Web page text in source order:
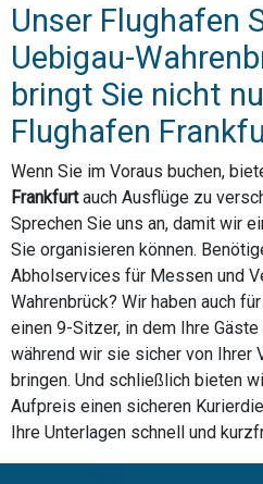
Unser Flughafen
Uebigau-
bringt Sie nicht
Flughafen
Wenn Sie im Voraus buchen,
Frankfurtauch Ausflüge zu
Sprechen Sie uns an, damit wir
Sie organisieren können.
Abholservices für Messen und
Wahrenbrück? Wir haben auch
einen 9-Sitzer, in dem Ihre
während wir sie sicher von Ihrer
bringen. Und schließlich bieten
Aufpreis einen sicheren
Ihre Unterlagen schnell und